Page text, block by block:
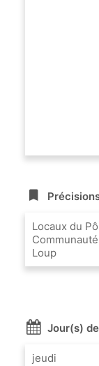
Locaux du
Loup
Jour(s)
jeudi